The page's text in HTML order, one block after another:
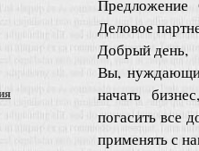
Предложение
Деловое
Добрый день,
Вы,
начать
погасить все
применять с